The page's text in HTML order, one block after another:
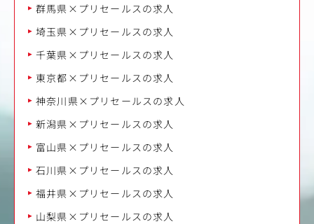
群馬県×プリセールスの求人
埼玉県×プリセールスの求人
千葉県×プリセールスの求人
東京都×プリセールスの求人
神奈川県×プリセールスの求人
新潟県×プリセールスの求人
富山県×プリセールスの求人
石川県×プリセールスの求人
福井県×プリセールスの求人
山梨県×プリセールスの求人